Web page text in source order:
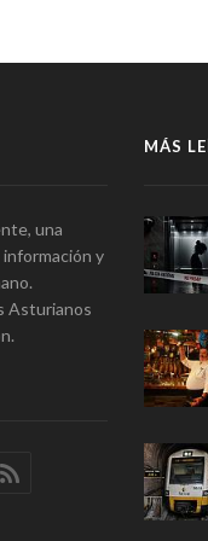
una
información y
Asturianos
MÁS